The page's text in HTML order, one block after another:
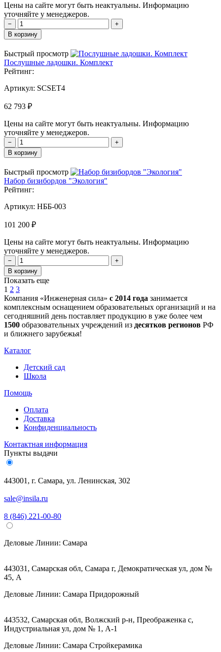
Цены на сайте могут быть неактуальны. Информацию
уточняйте у менеджеров.
−
+
В корзину
Быстрый просмотр
Послушные ладошки. Комплект
Рейтинг:
Артикул: SCSET4
62 793 ₽
Цены на сайте могут быть неактуальны. Информацию
уточняйте у менеджеров.
−
+
В корзину
Быстрый просмотр
Набор бизибордов "Экология"
Рейтинг:
Артикул: НББ-003
101 200 ₽
Цены на сайте могут быть неактуальны. Информацию
уточняйте у менеджеров.
−
+
В корзину
Показать еще
1 2 3
Компания «Инженерная сила» с 2014 года занимается
комплексным оснащением образовательных организаций и на
сегодняшний день поставляет продукцию в уже более чем
1500 образовательных учреждений из десятков регионов РФ
и ближнего зарубежья!
Каталог
Детский сад
Школа
Помощь
Оплата
Доставка
Конфиденциальность
Контактная информация
Пункты выдачи
443001, г. Самара, ул. Ленинская, 302
sale@insila.ru
8 (846) 221-00-80
Деловые Линии: Самара
443031, Самарская обл, Самара г, Демократическая ул, дом №
45, А
Деловые Линии: Самара Придорожный
443532, Самарская обл, Волжский р-н, Преображенка с,
Индустриальная ул, дом № 1, А-1
Деловые Линии: Самара Стройкерамика